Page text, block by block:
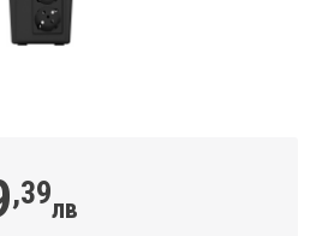
,39лв